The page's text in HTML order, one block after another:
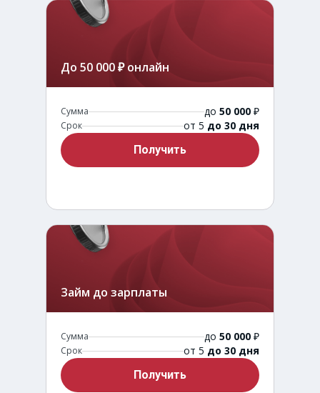
До 50 000 ₽ онлайн
Сумма до 50 000 ₽
Срок от 5 до 30 дня
Получить
Займ до зарплаты
Сумма до 50 000 ₽
Срок от 5 до 30 дня
Получить